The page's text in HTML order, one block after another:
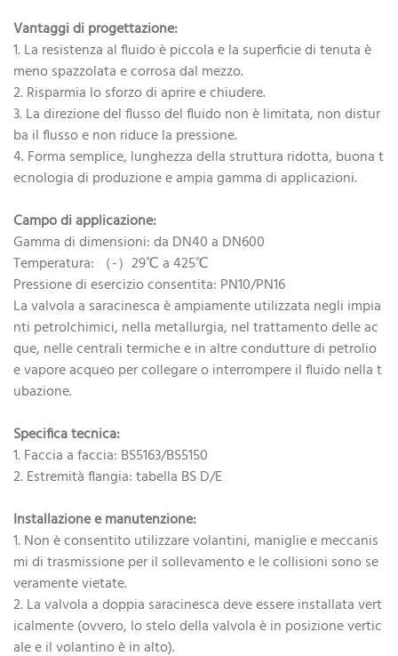
Vantaggi di progettazione:
1. La resistenza al fluido è piccola e la superficie di tenuta è
meno spazzolata e corrosa dal mezzo.
2. Risparmia lo sforzo di aprire e chiudere.
3. La direzione del flusso del fluido non è limitata, non distur
ba il flusso e non riduce la pressione.
4. Forma semplice, lunghezza della struttura ridotta, buona t
ecnologia di produzione e ampia gamma di applicazioni.
Campo di applicazione:
Gamma di dimensioni: da DN40 a DN600
Temperatura: （-）29℃ a 425℃
Pressione di esercizio consentita: PN10/PN16
La valvola a saracinesca è ampiamente utilizzata negli impia
nti petrolchimici, nella metallurgia, nel trattamento delle ac
que, nelle centrali termiche e in altre condutture di petrolio
e vapore acqueo per collegare o interrompere il fluido nella t
ubazione.
Specifica tecnica:
1. Faccia a faccia: BS5163/BS5150
2. Estremità flangia: tabella BS D/E
Installazione e manutenzione:
1. Non è consentito utilizzare volantini, maniglie e meccanis
mi di trasmissione per il sollevamento e le collisioni sono se
veramente vietate.
2. La valvola a doppia saracinesca deve essere installata vert
icalmente (ovvero, lo stelo della valvola è in posizione vertic
ale e il volantino è in alto).